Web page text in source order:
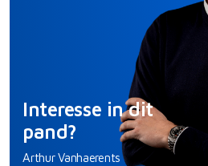
Interesse in dit
pand?
Arthur Vanhaerents